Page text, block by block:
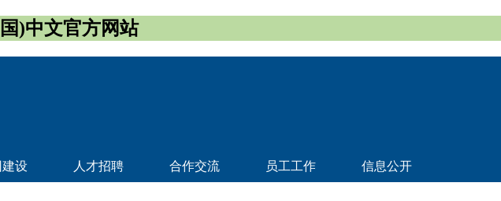
)中文官方网站
建设 人才招聘 合作交流 员工工作 信息公开